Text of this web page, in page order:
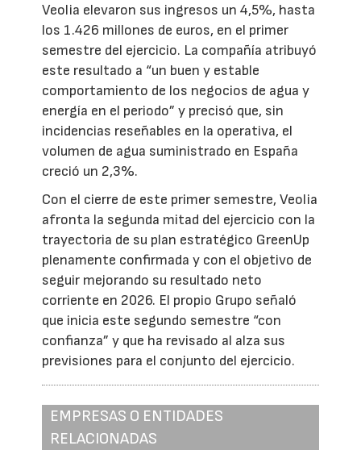
Veolia elevaron sus ingresos un 4,5%, hasta
los 1.426 millones de euros, en el primer
semestre del ejercicio. La compañía atribuyó
este resultado a “un buen y estable
comportamiento de los negocios de agua y
energía en el periodo” y precisó que, sin
incidencias reseñables en la operativa, el
volumen de agua suministrado en España
creció un 2,3%.
Con el cierre de este primer semestre, Veolia
afronta la segunda mitad del ejercicio con la
trayectoria de su plan estratégico GreenUp
plenamente confirmada y con el objetivo de
seguir mejorando su resultado neto
corriente en 2026. El propio Grupo señaló
que inicia este segundo semestre “con
confianza” y que ha revisado al alza sus
previsiones para el conjunto del ejercicio.
EMPRESAS O ENTIDADES
RELACIONADAS